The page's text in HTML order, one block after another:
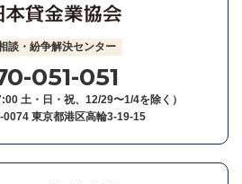
談・紛争解決センター
051-051
土・日・祝、12/29〜1/4を除く）
0074 東京都港区高輪3-19-15